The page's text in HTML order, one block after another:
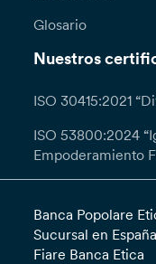
Glosario
Nuestros
ISO 30415:2021
ISO 53800:2024
Empoderamiento
Banca Popolare
Sucursal en España
Fiare Banca Etica